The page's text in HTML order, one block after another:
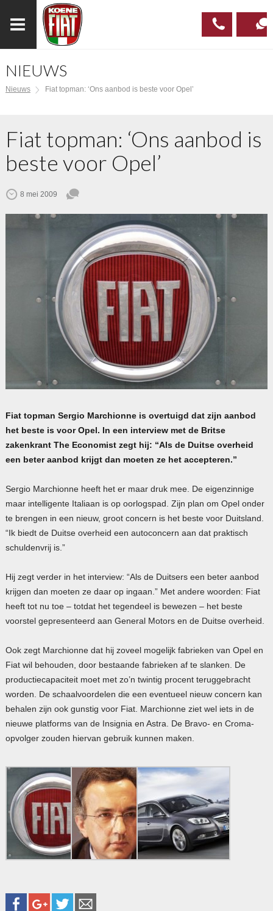
NIEUWS
Nieuws Fiat topman: ‘Ons aanbod is beste voor Opel’
Fiat topman: ‘Ons aanbod is
beste voor Opel’
8 mei 2009
Fiat topman Sergio Marchionne is overtuigd dat zijn aanbod
het beste is voor Opel. In een interview met de Britse
zakenkrant The Economist zegt hij: “Als de Duitse overheid
een beter aanbod krijgt dan moeten ze het accepteren.”
Sergio Marchionne heeft het er maar druk mee. De eigenzinnige
maar intelligente Italiaan is op oorlogspad. Zijn plan om Opel onder
te brengen in een nieuw, groot concern is het beste voor Duitsland.
“Ik biedt de Duitse overheid een autoconcern aan dat praktisch
schuldenvrij is.”
Hij zegt verder in het interview: “Als de Duitsers een beter aanbod
krijgen dan moeten ze daar op ingaan.” Met andere woorden: Fiat
heeft tot nu toe – totdat het tegendeel is bewezen – het beste
voorstel gepresenteerd aan General Motors en de Duitse overheid.
Ook zegt Marchionne dat hij zoveel mogelijk fabrieken van Opel en
Fiat wil behouden, door bestaande fabrieken af te slanken. De
productiecapaciteit moet met zo’n twintig procent teruggebracht
worden. De schaalvoordelen die een eventueel nieuw concern kan
behalen zijn ook gunstig voor Fiat. Marchionne ziet wel iets in de
nieuwe platforms van de Insignia en Astra. De Bravo- en Croma-
opvolger zouden hiervan gebruik kunnen maken.